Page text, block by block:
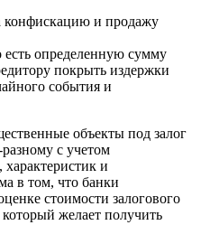
конфискацию и продажу
есть определенную сумму
покрыть издержки
события и
объекты под залог
с учетом
и
в том, что банки
стоимости залогового
желает получить